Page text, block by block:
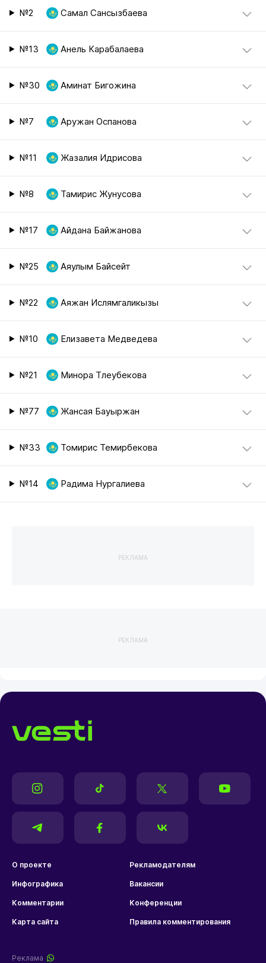
№2 Самал Сансызбаева
№13 Анель Карабалаева
№30 Аминат Бигожина
№7 Аружан Оспанова
№11 Жазалия Идрисова
№8 Тамирис Жунусова
№17 Айдана Байжанова
№25 Аяулым Байсейт
№22 Аяжан Ислямгаликызы
№10 Елизавета Медведева
№21 Минора Тлеубекова
№77 Жансая Бауыржан
№33 Томирис Темирбекова
№14 Радима Нургалиева
РЕКЛАМА
РЕКЛАМА
О проекте Рекламодателям
Инфографика Вакансии
Комментарии Конференции
Карта сайта Правила комментирования
Реклама